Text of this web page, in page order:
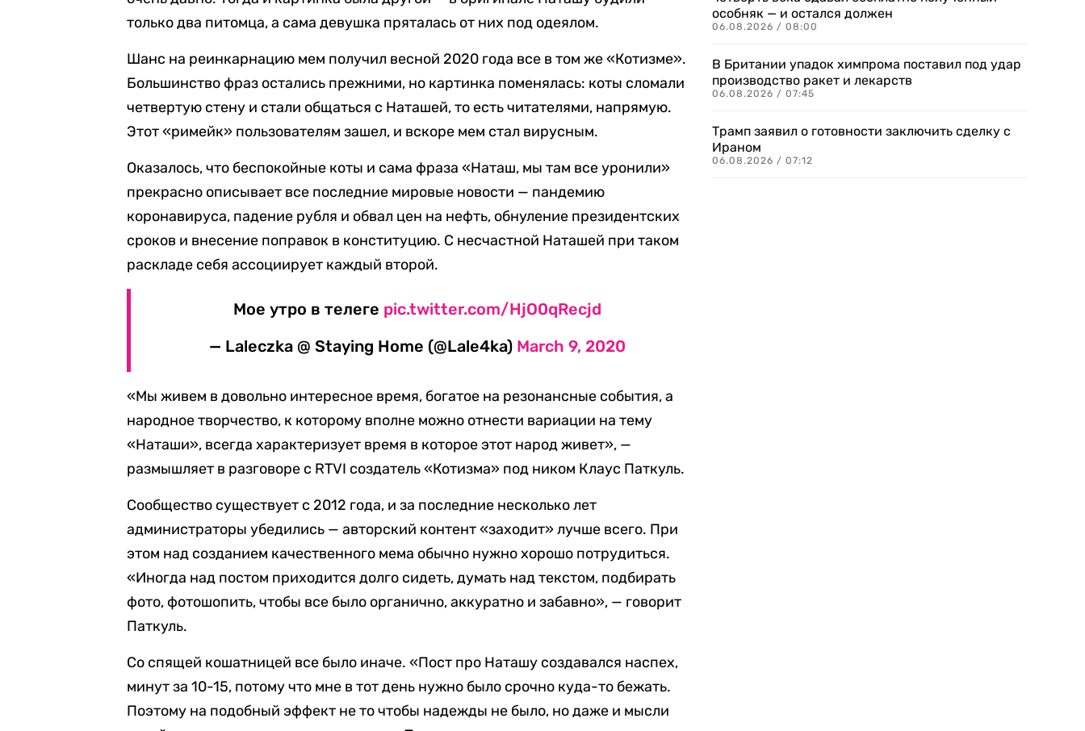
только два питомца, а сама девушка пряталась от них под одеялом.
Шанс на реинкарнацию мем получил весной 2020 года все в том же «Котизме».
Большинство фраз остались прежними, но картинка поменялась: коты сломали
четвертую стену и стали общаться с Наташей, то есть читателями, напрямую.
Этот «римейк» пользователям зашел, и вскоре мем стал вирусным.
Оказалось, что беспокойные коты и сама фраза «Наташ, мы там все уронили»
прекрасно описывает все последние мировые новости — пандемию
коронавируса, падение рубля и обвал цен на нефть, обнуление президентских
сроков и внесение поправок в конституцию. С несчастной Наташей при таком
раскладе себя ассоциирует каждый второй.
Мое утро в телеге pic.twitter.com/HjO0qRecjd
— Laleczka @ Staying Home (@Lale4ka) March 9, 2020
«Мы живем в довольно интересное время, богатое на резонансные события, а
народное творчество, к которому вполне можно отнести вариации на тему
«Наташи», всегда характеризует время в которое этот народ живет», —
размышляет в разговоре с RTVI создатель «Котизма» под ником Клаус Паткуль.
Сообщество существует с 2012 года, и за последние несколько лет
администраторы убедились — авторский контент «заходит» лучше всего. При
этом над созданием качественного мема обычно нужно хорошо потрудиться.
«Иногда над постом приходится долго сидеть, думать над текстом, подбирать
фото, фотошопить, чтобы все было органично, аккуратно и забавно», — говорит
Паткуль.
Со спящей кошатницей все было иначе. «Пост про Наташу создавался наспех,
минут за 10-15, потому что мне в тот день нужно было срочно куда-то бежать.
Поэтому на подобный эффект не то чтобы надежды не было, но даже и мысли
особняк — и остался должен
06.08.2026 / 08:00
В Британии упадок химпрома поставил под удар
производство ракет и лекарств
06.08.2026 / 07:45
Трамп заявил о готовности заключить сделку с
Ираном
06.08.2026 / 07:12